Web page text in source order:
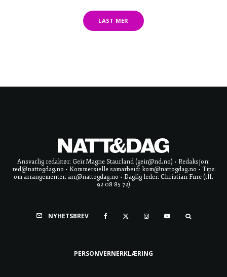
LAST MER
Ansvarlig redaktør: Geir Magne Staurland (geir@nd.no) • Redaksjon:
red@nattogdag.no • Kommersielle samarbeid: kom@nattogdag.no • Tips
om arrangementer: arr@nattogdag.no • Daglig leder: Christian Fure (tlf.
92 08 85 72)
NYHETSBREV
PERSONVERNERKLÆRING